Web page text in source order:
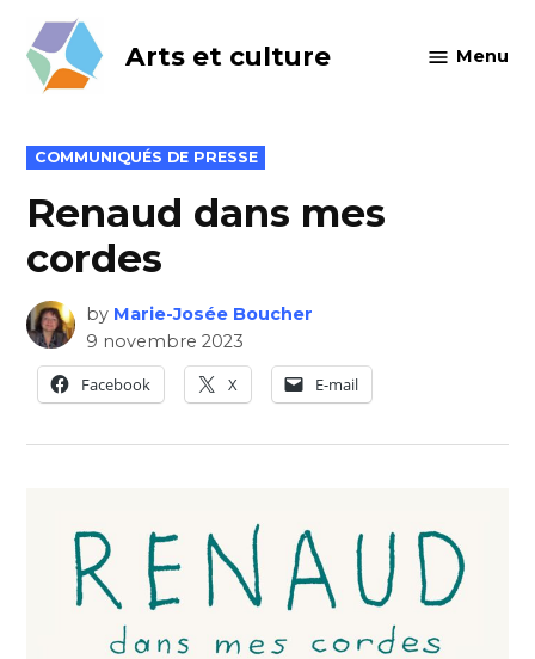
content
Arts et culture Menu
POSTED
IN
COMMUNIQUÉS DE PRESSE
Renaud dans mes
cordes
by Marie-Josée Boucher
9 novembre 2023
Facebook
X E-mail